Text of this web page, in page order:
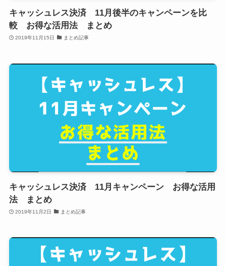
キャッシュレス決済 11月後半のキャンペーンを比
較 お得な活用法 まとめ
2019年11月15日 まとめ記事
キャッシュレス決済 11月キャンペーン お得な活用
法 まとめ
2019年11月2日 まとめ記事